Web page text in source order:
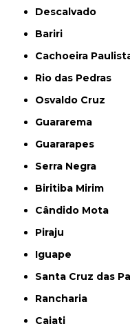
Descalvado
Bariri
Cachoeira
Rio das Pedras
Osvaldo Cruz
Guararema
Guararapes
Serra Negra
Biritiba Mirim
Cândido Mota
Piraju
Iguape
Santa Cruz das
Rancharia
Cajati